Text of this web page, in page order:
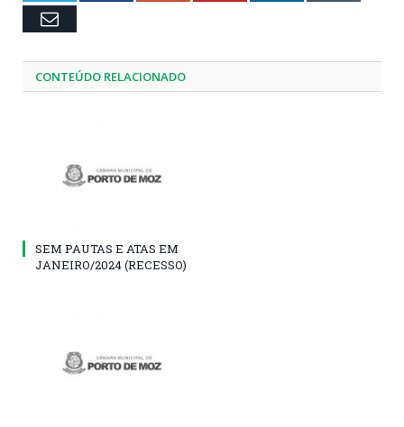
Email
CONTEÚDO RELACIONADO
SEM PAUTAS E ATAS EM
JANEIRO/2024 (RECESSO)